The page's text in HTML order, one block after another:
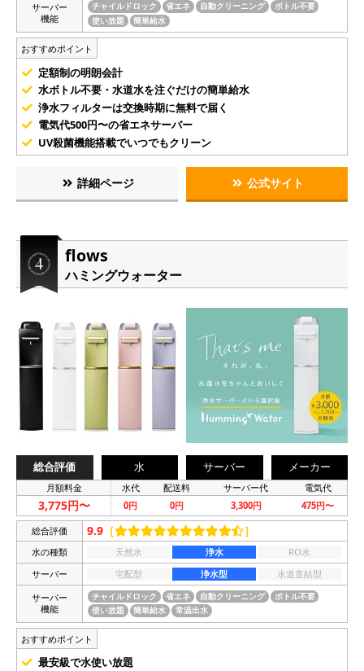
サーバー
機能
チャイルドロック 省エネ 自動クリーニング
ボトル不要
使い放題
簡単給水
おすすめポイント
定額制の明朗会計
水ボトル不要・水道水を注ぐだけの簡単給水
浄水フィルターは交換時期に無料で届く
電気代500円〜の省エネサーバー
UV殺菌機能搭載でいつでもクリーン
詳細ページ 公式サイト
flows
ハミングウォーター
総合評価 水 サーバー メーカー
月額料金 水代 配送料 サーバー代 電気代
3,775円〜 0円 0円 3,300円 475円〜
総合評価 9.9 ［ ］
水の種類 天然水 浄水
RO水
サーバー
宅配型 浄水型
水道直結型
サーバー
機能
チャイルドロック 省エネ 自動クリーニング
ボトル不要
使い放題
簡単給水 常温出水
おすすめポイント
最安級で水使い放題